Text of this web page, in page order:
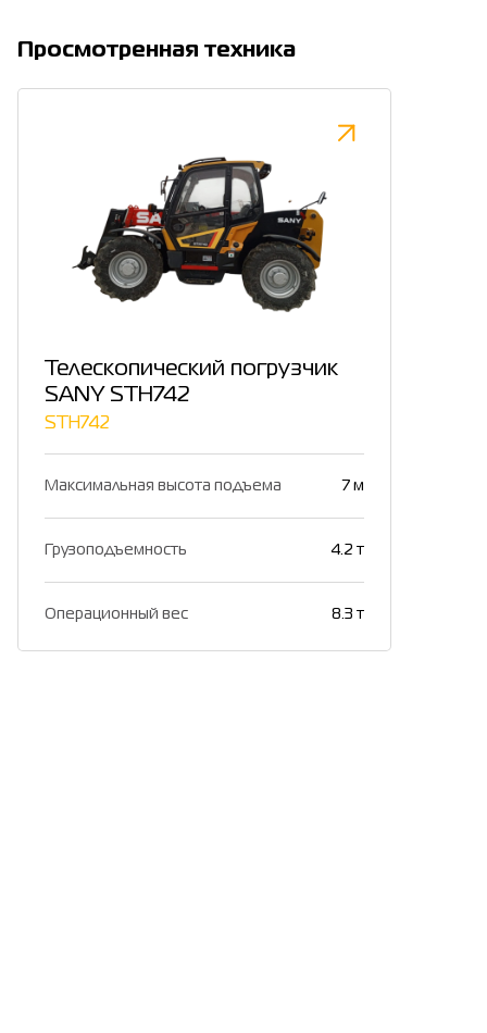
Просмотренная техника
Телескопический погрузчик
SANY STH742
STH742
Максимальная высота подъема 7 м
Грузоподъемность 4.2 т
Операционный вес 8.3 т